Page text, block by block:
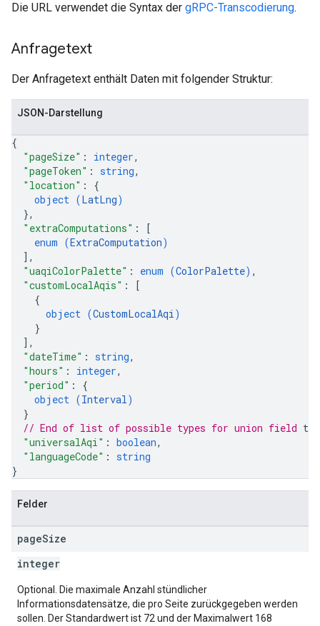
Die URL verwendet die Syntax der gRPC-Transcodierung.
Anfragetext
Der Anfragetext enthält Daten mit folgender Struktur:
JSON-Darstellung
{
"pageSize" : integer,
"pageToken" : string,
"location" : {
object (LatLng)
},
"extraComputations" :
[
enum (ExtraComputation)
] ,
"uaqiColorPalette" : enum (ColorPalette) ,
"customLocalAqis" :
[
{
object (CustomLocalAqi)
}
] ,
"dateTime" : string,
"hours" : integer,
"period" : {
object (Interval)
}
// End of list of possible types for union field
"universalAqi" : boolean,
"languageCode" : string
}
Felder
pageSize
integer
Optional. Die maximale Anzahl stündlicher
Informationsdatensätze, die pro Seite zurückgegeben werden
sollen. Der Standardwert ist 72 und der Maximalwert 168